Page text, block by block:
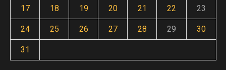
17 18 19 20 21 22 23
24 25 26 27 28 29 30
31